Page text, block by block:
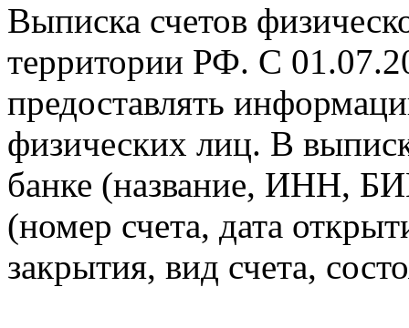
Выписка счетов
территории РФ. С
предоставлять
физических лиц. В
банке (название, ИНН,
(номер счета, дата
закрытия, вид счета,